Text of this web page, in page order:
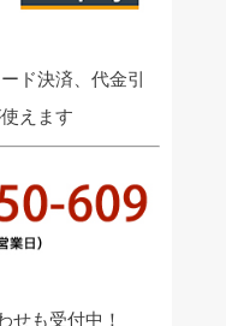
ド決済、代金引
えます
せも受付中！